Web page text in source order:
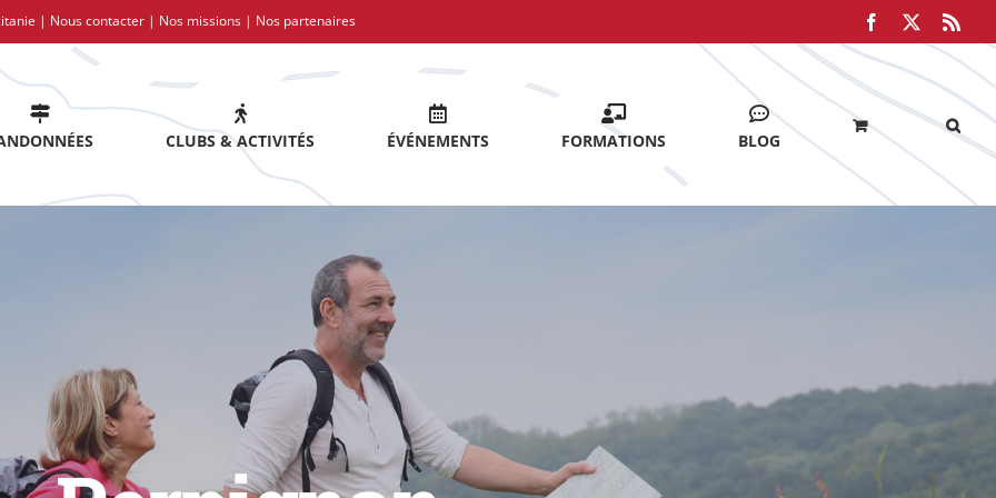
| Nous contacter | Nos missions | Nos partenaires Facebook
CLUBS & ACTIVITÉS ÉVÉNEMENTS FORMATIONS BLOG